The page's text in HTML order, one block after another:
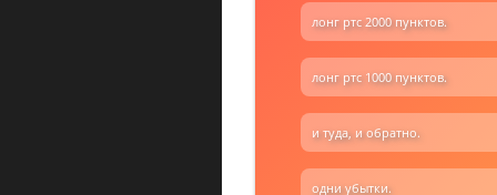
лонг ртс 2000 пунктов.
лонг ртс 1000 пунктов.
и туда, и обратно.
одни убытки.